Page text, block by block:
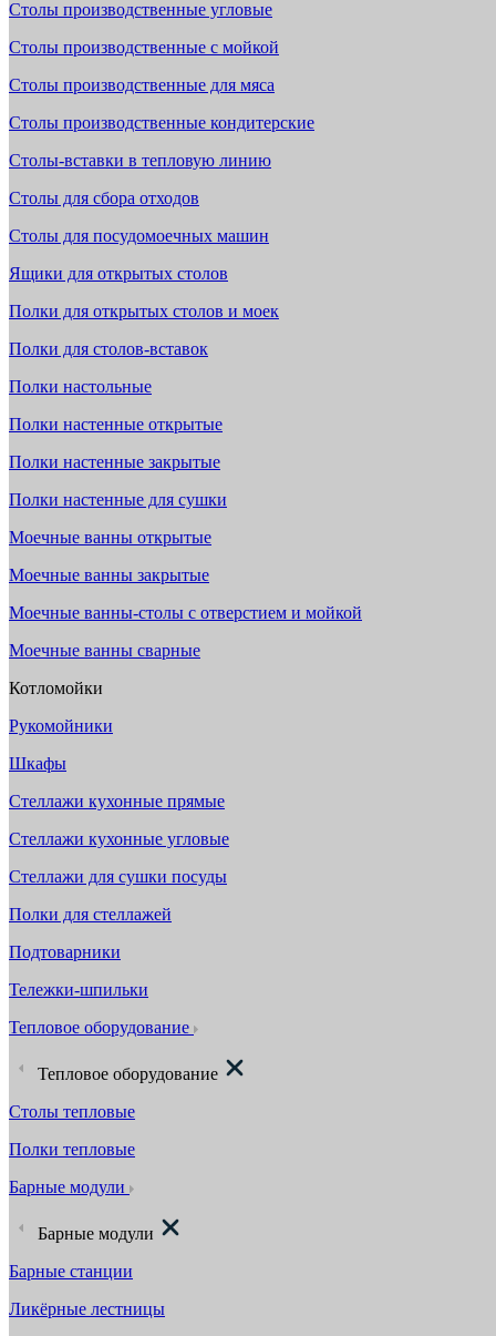
Столы производственные угловые
Столы производственные с мойкой
Столы производственные для мяса
Столы производственные кондитерские
Столы-вставки в тепловую линию
Столы для сбора отходов
Столы для посудомоечных машин
Ящики для открытых столов
Полки для открытых столов и моек
Полки для столов-вставок
Полки настольные
Полки настенные открытые
Полки настенные закрытые
Полки настенные для сушки
Моечные ванны открытые
Моечные ванны закрытые
Моечные ванны-столы с отверстием и мойкой
Моечные ванны сварные
Котломойки
Рукомойники
Шкафы
Стеллажи кухонные прямые
Стеллажи кухонные угловые
Стеллажи для сушки посуды
Полки для стеллажей
Подтоварники
Тележки-шпильки
Тепловое оборудование
Тепловое оборудование
Столы тепловые
Полки тепловые
Барные модули
Барные модули
Барные станции
Ликёрные лестницы